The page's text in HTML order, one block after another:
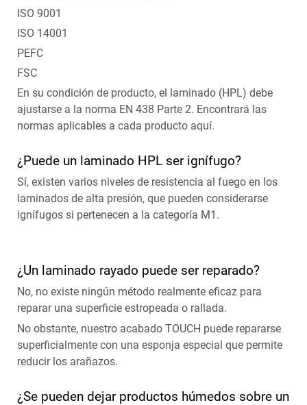
ISO 9001
ISO 14001
PEFC
FSC
En su condición de producto, el laminado (HPL) debe
ajustarse a la norma EN 438 Parte 2. Encontrará las
normas aplicables a cada producto aquí.
¿Puede un laminado HPL ser ignífugo?
Sí, existen varios niveles de resistencia al fuego en los
laminados de alta presión, que pueden considerarse
ignífugos si pertenecen a la categoría M1.
¿Un laminado rayado puede ser reparado?
No, no existe ningún método realmente eficaz para
reparar una superficie estropeada o rallada.
No obstante, nuestro acabado TOUCH puede repararse
superficialmente con una esponja especial que permite
reducir los arañazos.
¿Se pueden dejar productos húmedos sobre un